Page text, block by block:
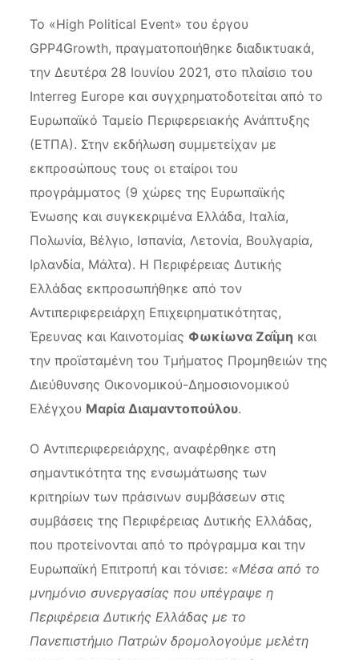
Το «High Political Event» του έργου
GPP4Growth, πραγματοποιήθηκε διαδικτυακά,
την Δευτέρα 28 Ιουνίου 2021, στο πλαίσιο του
Interreg Europe και συγχρηματοδοτείται από το
Ευρωπαϊκό Ταμείο Περιφερειακής Ανάπτυξης
(ΕΤΠΑ). Στην εκδήλωση συμμετείχαν με
εκπροσώπους τους οι εταίροι του
προγράμματος (9 χώρες της Ευρωπαϊκής
Ένωσης και συγκεκριμένα Ελλάδα, Ιταλία,
Πολωνία, Βέλγιο, Ισπανία, Λετονία, Βουλγαρία,
Ιρλανδία, Μάλτα). Η Περιφέρειας Δυτικής
Ελλάδας εκπροσωπήθηκε από τον
Αντιπεριφερειάρχη Επιχειρηματικότητας,
Έρευνας και Καινοτομίας Φωκίωνα Ζαΐμη και
την προϊσταμένη του Τμήματος Προμηθειών της
Διεύθυνσης Οικονομικού-Δημοσιονομικού
Ελέγχου Μαρία Διαμαντοπούλου.
Ο Αντιπεριφερειάρχης, αναφέρθηκε στη
σημαντικότητα της ενσωμάτωσης των
κριτηρίων των πράσινων συμβάσεων στις
συμβάσεις της Περιφέρειας Δυτικής Ελλάδας,
που προτείνονται από το πρόγραμμα και την
Ευρωπαϊκή Επιτροπή και τόνισε: «Μέσα από το
μνημόνιο συνεργασίας που υπέγραψε η
Περιφέρεια Δυτικής Ελλάδας με το
Πανεπιστήμιο Πατρών δρομολογούμε μελέτη